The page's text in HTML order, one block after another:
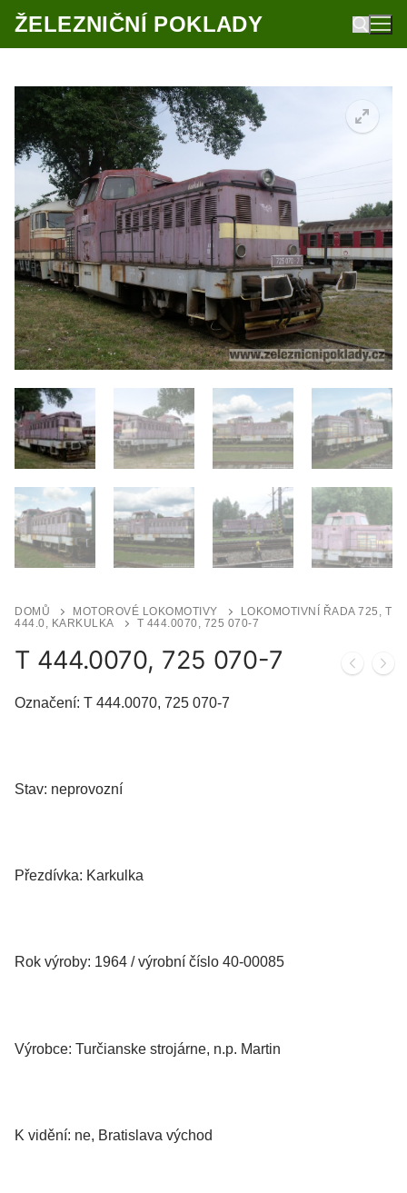
Přeskočit
naŽELEZNIČNÍ POKLADY
Hledat:
DOMŮ MOTOROVÉ LOKOMOTIVY
LOKOMOTIVNÍ ŘADA 725, T
444.0, KARKULKA
T 444.0070, 725 070-7
T 444.0070, 725 070-7
Označení: T 444.0070, 725 070-7
Stav: neprovozní
Přezdívka: Karkulka
Rok výroby: 1964 / výrobní číslo 40-00085
Výrobce: Turčianske strojárne, n.p. Martin
K vidění: ne, Bratislava východ